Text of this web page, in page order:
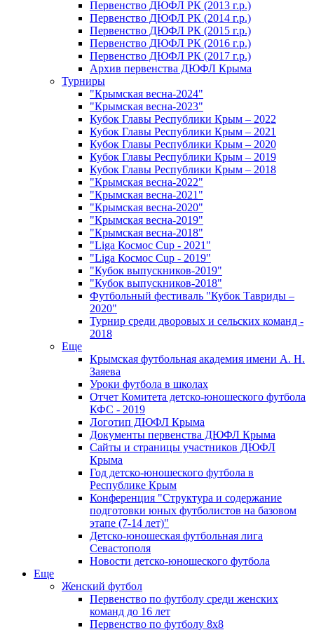
Первенство ДЮФЛ РК (2013 г.р.)
Первенство ДЮФЛ РК (2014 г.р.)
Первенство ДЮФЛ РК (2015 г.р.)
Первенство ДЮФЛ РК (2016 г.р.)
Первенство ДЮФЛ РК (2017 г.р.)
Архив первенства ДЮФЛ Крыма
Турниры
"Крымская весна-2024"
"Крымская весна-2023"
Кубок Главы Республики Крым – 2022
Кубок Главы Республики Крым – 2021
Кубок Главы Республики Крым – 2020
Кубок Главы Республики Крым – 2019
Кубок Главы Республики Крым – 2018
"Крымская весна-2022"
"Крымская весна-2021"
"Крымская весна-2020"
"Крымская весна-2019"
"Крымская весна-2018"
"Liga Космос Cup - 2021"
"Liga Космос Cup - 2019"
"Кубок выпускников-2019"
"Кубок выпускников-2018"
Футбольный фестиваль "Кубок Тавриды –
2020"
Турнир среди дворовых и сельских команд -
2018
Еще
Крымская футбольная академия имени А. Н.
Заяева
Уроки футбола в школах
Отчет Комитета детско-юношеского футбола
КФС - 2019
Логотип ДЮФЛ Крыма
Документы первенства ДЮФЛ Крыма
Сайты и страницы участников ДЮФЛ
Крыма
Год детско-юношеского футбола в
Республике Крым
Конференция "Структура и содержание
подготовки юных футболистов на базовом
этапе (7-14 лет)"
Детско-юношеская футбольная лига
Севастополя
Новости детско-юношеского футбола
Еще
Женский футбол
Первенство по футболу среди женских
команд до 16 лет
Первенство по футболу 8х8